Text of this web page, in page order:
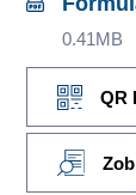
0.41MB
QR